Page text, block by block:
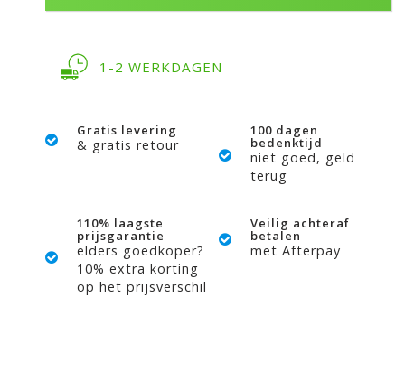
1-2 WERKDAGEN
Gratis levering
& gratis retour
100 dagen
bedenktijd
niet goed, geld
terug
110% laagste
prijsgarantie
elders goedkoper?
10% extra korting
op het prijsverschil
Veilig achteraf
betalen
met Afterpay